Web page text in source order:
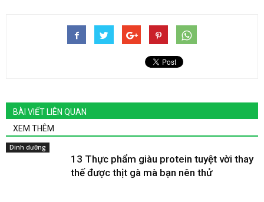
BÀI VIẾT LIÊN QUAN
XEM THÊM
Dinh dưỡng
13 Thực phẩm giàu protein tuyệt vời thay
thế được thịt gà mà bạn nên thử